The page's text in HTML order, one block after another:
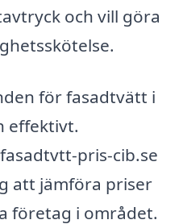
och vill göra
för fasadtvätt i
effektivt.
pris-cib.se
att jämföra priser
företag i området.